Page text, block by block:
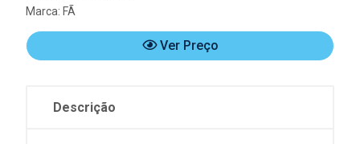
Marca: FÃ
Ver Preço
Descrição